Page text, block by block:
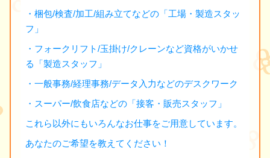
・梱包/検査/加工/組み立てなどの「工場・製造スタッ
フ」
・フォークリフト/玉掛け/クレーンなど資格がいかせ
る「製造スタッフ」
・一般事務/経理事務/データ入力などのデスクワーク
・スーパー/飲食店などの「接客・販売スタッフ」
これら以外にもいろんなお仕事をご用意しています。
あなたのご希望を教えてください！